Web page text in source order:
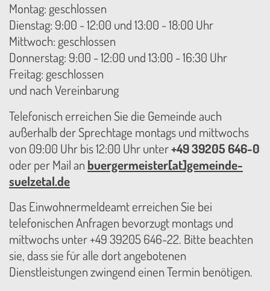
Montag: geschlossen
Dienstag: 9:00 - 12:00 und 13:00 - 18:00 Uhr
Mittwoch: geschlossen
Donnerstag: 9:00 - 12:00 und 13:00 - 16:30 Uhr
Freitag: geschlossen
und nach Vereinbarung
Telefonisch erreichen Sie die Gemeinde auch
außerhalb der Sprechtage montags und mittwochs
von 09:00 Uhr bis 12:00 Uhr unter+49 39205 646-0
oder per Mail an buergermeister[at]gemeinde-
suelzetal.de
Das Einwohnermeldeamt erreichen Sie bei
telefonischen Anfragen bevorzugt montags und
mittwochs unter +49 39205 646-22. Bitte beachten
sie, dass sie für alle dort angebotenen
Dienstleistungen zwingend einen Termin benötigen.